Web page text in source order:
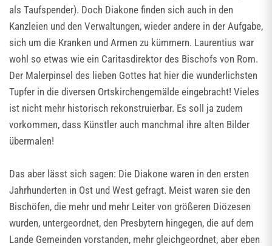
als Taufspender). Doch Diakone finden sich auch in den
Kanzleien und den Verwaltungen, wieder andere in der Aufgabe,
sich um die Kranken und Armen zu kümmern. Laurentius war
wohl so etwas wie ein Caritasdirektor des Bischofs von Rom.
Der Malerpinsel des lieben Gottes hat hier die wunderlichsten
Tupfer in die diversen Ortskirchengemälde eingebracht! Vieles
ist nicht mehr historisch rekonstruierbar. Es soll ja zudem
vorkommen, dass Künstler auch manchmal ihre alten Bilder
übermalen!
Das aber lässt sich sagen: Die Diakone waren in den ersten
Jahrhunderten in Ost und West gefragt. Meist waren sie den
Bischöfen, die mehr und mehr Leiter von größeren Diözesen
wurden, untergeordnet, den Presbytern hingegen, die auf dem
Lande Gemeinden vorstanden, mehr gleichgeordnet, aber eben